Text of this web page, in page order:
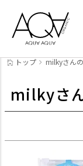
トップ milkyさん
milkyさ